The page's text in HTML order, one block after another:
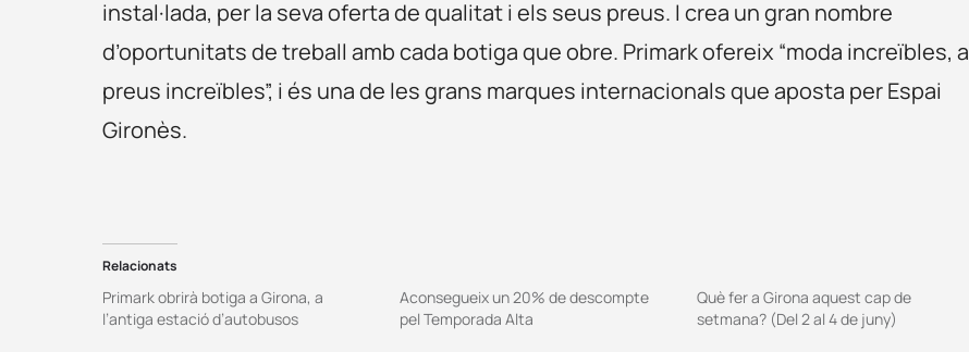
instal·lada, per la seva oferta de qualitat i els seus preus. I crea un gran nombre
d’oportunitats de treball amb cada botiga que obre. Primark ofereix “moda increïbles, a
preus increïbles”, i és una de les grans marques internacionals que aposta per Espai
Gironès.
Relacionats
Primark obrirà botiga a Girona, a
l’antiga estació d’autobusos
Aconsegueix un 20% de descompte
pel Temporada Alta
Què fer a Girona aquest cap de
setmana? (Del 2 al 4 de juny)